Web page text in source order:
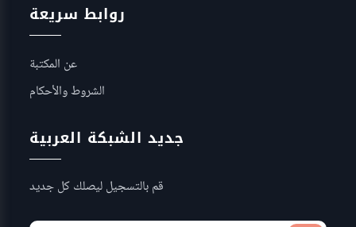
روابط سريعة
عن المكتبة
الشروط والأحكام
جديد الشبكة العربية
قم بالتسجيل ليصلك كل جديد